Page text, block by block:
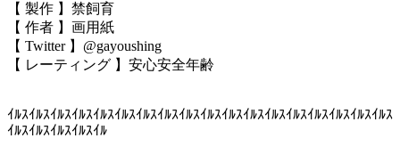
【 製作 】禁飼育
【 作者 】画用紙
【 Twitter 】@gayoushing
【 レーティング 】安心安全年齢
ｲﾙｽｲﾙｽｲﾙｽｲﾙｽｲﾙｽｲﾙｽｲﾙｽｲﾙｽｲﾙｽｲﾙｽｲﾙｽｲﾙｽｲﾙｽｲﾙｽｲﾙｽｲﾙｽｲﾙｽｲﾙｽ
ｲﾙｽｲﾙｽｲﾙｽｲﾙｽｲﾙ